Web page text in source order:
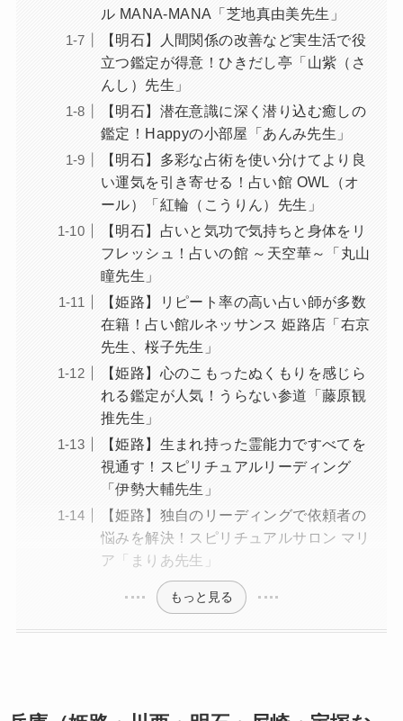
ル MANA-MANA「芝地真由美先生」
【明石】人間関係の改善など実生活で役
立つ鑑定が得意！ひきだし亭「山紫（さ
んし）先生」
【明石】潜在意識に深く潜り込む癒しの
鑑定！Happyの小部屋「あんみ先生」
【明石】多彩な占術を使い分けてより良
い運気を引き寄せる！占い館 OWL（オ
ール）「紅輪（こうりん）先生」
【明石】占いと気功で気持ちと身体をリ
フレッシュ！占いの館 ～天空華～「丸山
瞳先生」
【姫路】リピート率の高い占い師が多数
在籍！占い館ルネッサンス 姫路店「右京
先生、桜子先生」
【姫路】心のこもったぬくもりを感じら
れる鑑定が人気！うらない参道「藤原観
推先生」
【姫路】生まれ持った霊能力ですべてを
視通す！スピリチュアルリーディング
「伊勢大輔先生」
【姫路】独自のリーディングで依頼者の
悩みを解決！スピリチュアルサロン マリ
ア「まりあ先生」
もっと見る